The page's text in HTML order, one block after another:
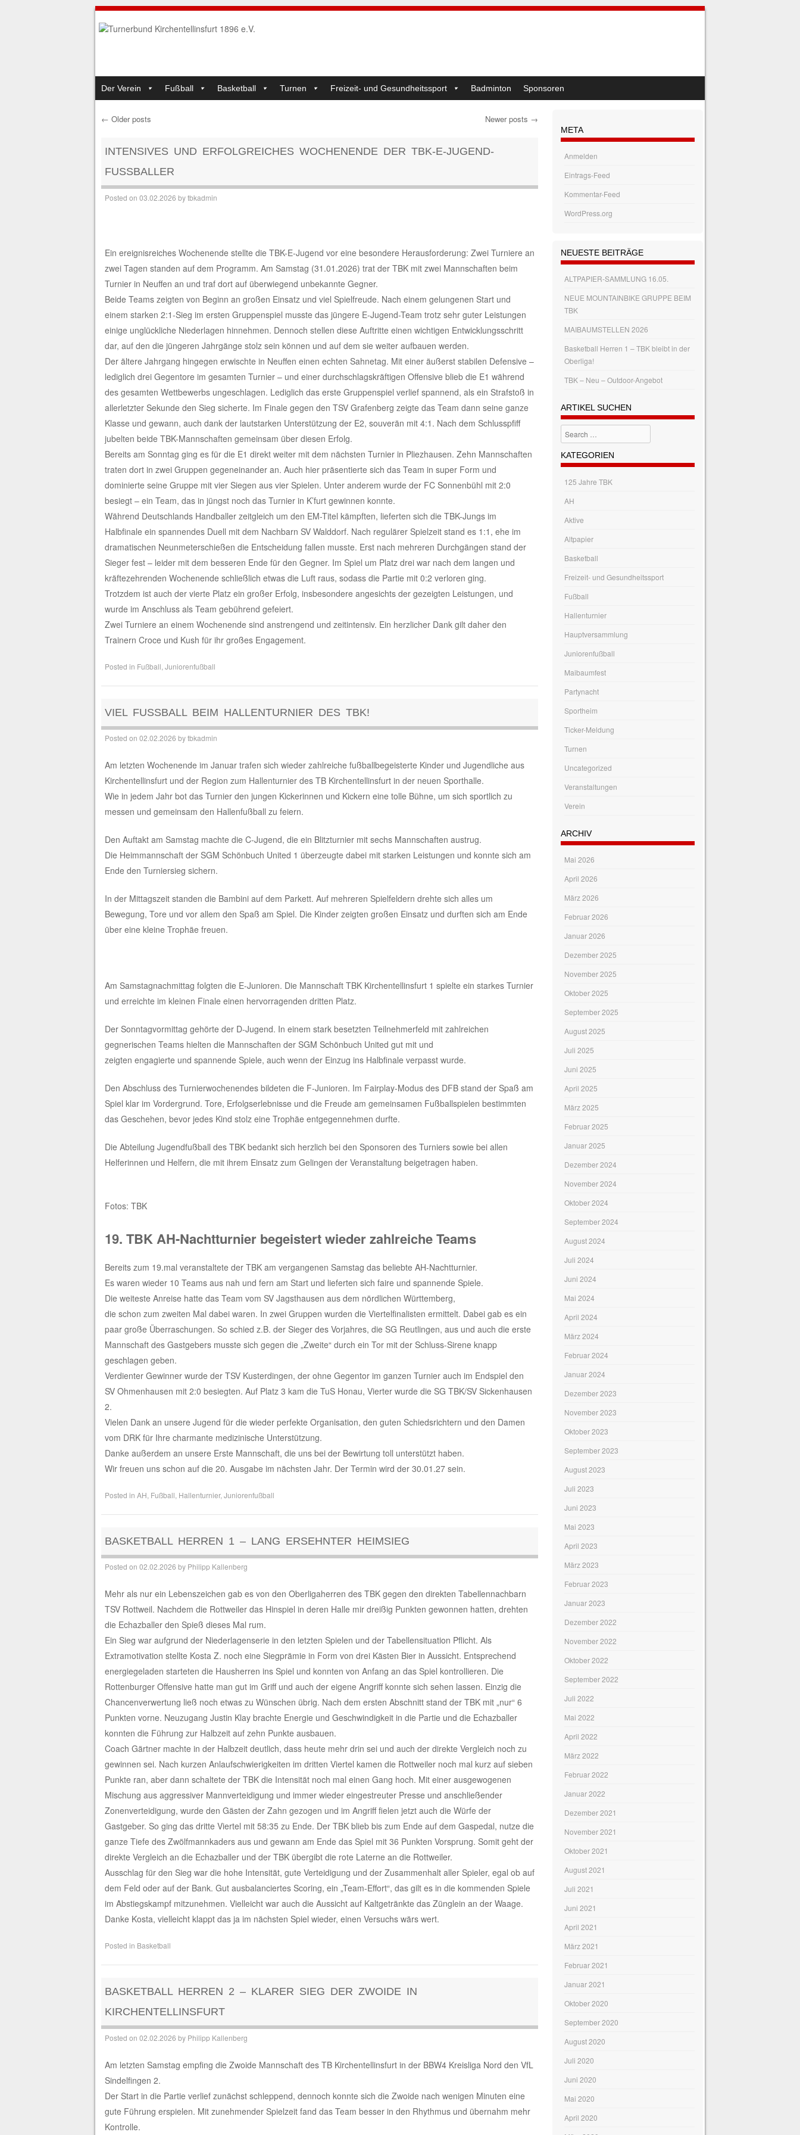
MENU
SKIP TO CONTENT
Der Verein Fußball Basketball Turnen Freizeit- und Gesundheitssport Badminton Sponsoren
Post navigation
← Older posts Newer posts →
INTENSIVES UND ERFOLGREICHES WOCHENENDE DER TBK-E-JUGEND-
FUSSBALLER
Posted on 03.02.2026 bytbkadmin
Ein ereignisreiches Wochenende stellte die TBK-E-Jugend vor eine besondere Herausforderung: Zwei Turniere an
zwei Tagen standen auf dem Programm. Am Samstag (31.01.2026) trat der TBK mit zwei Mannschaften beim
Turnier in Neuffen an und traf dort auf überwiegend unbekannte Gegner.
Beide Teams zeigten von Beginn an großen Einsatz und viel Spielfreude. Nach einem gelungenen Start und
einem starken 2:1-Sieg im ersten Gruppenspiel musste das jüngere E-Jugend-Team trotz sehr guter Leistungen
einige unglückliche Niederlagen hinnehmen. Dennoch stellen diese Auftritte einen wichtigen Entwicklungsschritt
dar, auf den die jüngeren Jahrgänge stolz sein können und auf dem sie weiter aufbauen werden.
Der ältere Jahrgang hingegen erwischte in Neuffen einen echten Sahnetag. Mit einer äußerst stabilen Defensive –
lediglich drei Gegentore im gesamten Turnier – und einer durchschlagskräftigen Offensive blieb die E1 während
des gesamten Wettbewerbs ungeschlagen. Lediglich das erste Gruppenspiel verlief spannend, als ein Strafstoß in
allerletzter Sekunde den Sieg sicherte. Im Finale gegen den TSV Grafenberg zeigte das Team dann seine ganze
Klasse und gewann, auch dank der lautstarken Unterstützung der E2, souverän mit 4:1. Nach dem Schlusspfiff
jubelten beide TBK-Mannschaften gemeinsam über diesen Erfolg.
Bereits am Sonntag ging es für die E1 direkt weiter mit dem nächsten Turnier in Pliezhausen. Zehn Mannschaften
traten dort in zwei Gruppen gegeneinander an. Auch hier präsentierte sich das Team in super Form und
dominierte seine Gruppe mit vier Siegen aus vier Spielen. Unter anderem wurde der FC Sonnenbühl mit 2:0
besiegt – ein Team, das in jüngst noch das Turnier in K’furt gewinnen konnte.
Während Deutschlands Handballer zeitgleich um den EM-Titel kämpften, lieferten sich die TBK-Jungs im
Halbfinale ein spannendes Duell mit dem Nachbarn SV Walddorf. Nach regulärer Spielzeit stand es 1:1, ehe im
dramatischen Neunmeterschießen die Entscheidung fallen musste. Erst nach mehreren Durchgängen stand der
Sieger fest – leider mit dem besseren Ende für den Gegner. Im Spiel um Platz drei war nach dem langen und
kräftezehrenden Wochenende schließlich etwas die Luft raus, sodass die Partie mit 0:2 verloren ging.
Trotzdem ist auch der vierte Platz ein großer Erfolg, insbesondere angesichts der gezeigten Leistungen, und
wurde im Anschluss als Team gebührend gefeiert.
Zwei Turniere an einem Wochenende sind anstrengend und zeitintensiv. Ein herzlicher Dank gilt daher den
Trainern Croce und Kush für ihr großes Engagement.
Posted in Fußball Juniorenfußball
VIEL FUSSBALL BEIM HALLENTURNIER DES TBK!
Posted on 02.02.2026 bytbkadmin
Am letzten Wochenende im Januar trafen sich wieder zahlreiche fußballbegeisterte Kinder und Jugendliche aus
Kirchentellinsfurt und der Region zum Hallenturnier des TB Kirchentellinsfurt in der neuen Sporthalle.
Wie in jedem Jahr bot das Turnier den jungen Kickerinnen und Kickern eine tolle Bühne, um sich sportlich zu
messen und gemeinsam den Hallenfußball zu feiern.
Den Auftakt am Samstag machte die C-Jugend, die ein Blitzturnier mit sechs Mannschaften austrug.
Die Heimmannschaft der SGM Schönbuch United 1 überzeugte dabei mit starken Leistungen und konnte sich am
Ende den Turniersieg sichern.
In der Mittagszeit standen die Bambini auf dem Parkett. Auf mehreren Spielfeldern drehte sich alles um
Bewegung, Tore und vor allem den Spaß am Spiel. Die Kinder zeigten großen Einsatz und durften sich am Ende
über eine kleine Trophäe freuen.
Am Samstagnachmittag folgten die E-Junioren. Die Mannschaft TBK Kirchentellinsfurt 1 spielte ein starkes Turnier
und erreichte im kleinen Finale einen hervorragenden dritten Platz.
Der Sonntagvormittag gehörte der D-Jugend. In einem stark besetzten Teilnehmerfeld mit zahlreichen
gegnerischen Teams hielten die Mannschaften der SGM Schönbuch United gut mit und
zeigten engagierte und spannende Spiele, auch wenn der Einzug ins Halbfinale verpasst wurde.
Den Abschluss des Turnierwochenendes bildeten die F-Junioren. Im Fairplay-Modus des DFB stand der Spaß am
Spiel klar im Vordergrund. Tore, Erfolgserlebnisse und die Freude am gemeinsamen Fußballspielen bestimmten
das Geschehen, bevor jedes Kind stolz eine Trophäe entgegennehmen durfte.
Die Abteilung Jugendfußball des TBK bedankt sich herzlich bei den Sponsoren des Turniers sowie bei allen
Helferinnen und Helfern, die mit ihrem Einsatz zum Gelingen der Veranstaltung beigetragen haben.
Fotos: TBK
19. TBK AH-Nachtturnier begeistert wieder zahlreiche Teams
Bereits zum 19.mal veranstaltete der TBK am vergangenen Samstag das beliebte AH-Nachtturnier.
Es waren wieder 10 Teams aus nah und fern am Start und lieferten sich faire und spannende Spiele.
Die weiteste Anreise hatte das Team vom SV Jagsthausen aus dem nördlichen Württemberg,
die schon zum zweiten Mal dabei waren. In zwei Gruppen wurden die Viertelfinalisten ermittelt. Dabei gab es ein
paar große Überraschungen. So schied z.B. der Sieger des Vorjahres, die SG Reutlingen, aus und auch die erste
Mannschaft des Gastgebers musste sich gegen die „Zweite“ durch ein Tor mit der Schluss-Sirene knapp
geschlagen geben.
Verdienter Gewinner wurde der TSV Kusterdingen, der ohne Gegentor im ganzen Turnier auch im Endspiel den
SV Ohmenhausen mit 2:0 besiegten. Auf Platz 3 kam die TuS Honau, Vierter wurde die SG TBK/SV Sickenhausen
2.
Vielen Dank an unsere Jugend für die wieder perfekte Organisation, den guten Schiedsrichtern und den Damen
vom DRK für Ihre charmante medizinische Unterstützung.
Danke außerdem an unsere Erste Mannschaft, die uns bei der Bewirtung toll unterstützt haben.
Wir freuen uns schon auf die 20. Ausgabe im nächsten Jahr. Der Termin wird der 30.01.27 sein.
Posted in AH Fußball Hallenturnier, Juniorenfußball
BASKETBALL HERREN 1 – LANG ERSEHNTER HEIMSIEG
Posted on 02.02.2026 by Philipp Kallenberg
Mehr als nur ein Lebenszeichen gab es von den Oberligaherren des TBK gegen den direkten Tabellennachbarn
TSV Rottweil. Nachdem die Rottweiler das Hinspiel in deren Halle mir dreißig Punkten gewonnen hatten, drehten
die Echazballer den Spieß dieses Mal rum.
Ein Sieg war aufgrund der Niederlagenserie in den letzten Spielen und der Tabellensituation Pflicht. Als
Extramotivation stellte Kosta Z. noch eine Siegprämie in Form von drei Kästen Bier in Aussicht. Entsprechend
energiegeladen starteten die Hausherren ins Spiel und konnten von Anfang an das Spiel kontrollieren. Die
Rottenburger Offensive hatte man gut im Griff und auch der eigene Angriff konnte sich sehen lassen. Einzig die
Chancenverwertung ließ noch etwas zu Wünschen übrig. Nach dem ersten Abschnitt stand der TBK mit „nur“ 6
Punkten vorne. Neuzugang Justin Klay brachte Energie und Geschwindigkeit in die Partie und die Echazballer
konnten die Führung zur Halbzeit auf zehn Punkte ausbauen.
Coach Gärtner machte in der Halbzeit deutlich, dass heute mehr drin sei und auch der direkte Vergleich noch zu
gewinnen sei. Nach kurzen Anlaufschwierigkeiten im dritten Viertel kamen die Rottweiler noch mal kurz auf sieben
Punkte ran, aber dann schaltete der TBK die Intensität noch mal einen Gang hoch. Mit einer ausgewogenen
Mischung aus aggressiver Mannverteidigung und immer wieder eingestreuter Presse und anschließender
Zonenverteidigung, wurde den Gästen der Zahn gezogen und im Angriff fielen jetzt auch die Würfe der
Gastgeber. So ging das dritte Viertel mit 58:35 zu Ende. Der TBK blieb bis zum Ende auf dem Gaspedal, nutze die
ganze Tiefe des Zwölfmannkaders aus und gewann am Ende das Spiel mit 36 Punkten Vorsprung. Somit geht der
direkte Vergleich an die Echazballer und der TBK übergibt die rote Laterne an die Rottweiler.
Ausschlag für den Sieg war die hohe Intensität, gute Verteidigung und der Zusammenhalt aller Spieler, egal ob auf
dem Feld oder auf der Bank. Gut ausbalanciertes Scoring, ein „Team-Effort“, das gilt es in die kommenden Spiele
im Abstiegskampf mitzunehmen. Vielleicht war auch die Aussicht auf Kaltgetränkte das Zünglein an der Waage.
Danke Kosta, vielleicht klappt das ja im nächsten Spiel wieder, einen Versuchs wärs wert.
Posted in Basketball
BASKETBALL HERREN 2 – KLARER SIEG DER ZWOIDE IN
KIRCHENTELLINSFURT
Posted on 02.02.2026 by Philipp Kallenberg
Am letzten Samstag empfing die Zwoide Mannschaft des TB Kirchentellinsfurt in der BBW4 Kreisliga Nord den VfL
Sindelfingen 2.
Der Start in die Partie verlief zunächst schleppend, dennoch konnte sich die Zwoide nach wenigen Minuten eine
gute Führung erspielen. Mit zunehmender Spielzeit fand das Team besser in den Rhythmus und übernahm mehr
Kontrolle.
META
Anmelden
Eintrags-Feed
Kommentar-Feed
WordPress.org
NEUESTE BEITRÄGE
ALTPAPIER-SAMMLUNG 16.05.
NEUE MOUNTAINBIKE GRUPPE BEIM
TBK
MAIBAUMSTELLEN 2026
Basketball Herren 1 – TBK bleibt in der
Oberliga!
TBK – Neu – Outdoor-Angebot
ARTIKEL SUCHEN
Search
KATEGORIEN
125 Jahre TBK
AH
Aktive
Altpapier
Basketball
Freizeit- und Gesundheitssport
Fußball
Hallenturnier
Hauptversammlung
Juniorenfußball
Maibaumfest
Partynacht
Sportheim
Ticker-Meldung
Turnen
Uncategorized
Veranstaltungen
Verein
ARCHIV
Mai 2026
April 2026
März 2026
Februar 2026
Januar 2026
Dezember 2025
November 2025
Oktober 2025
September 2025
August 2025
Juli 2025
Juni 2025
April 2025
März 2025
Februar 2025
Januar 2025
Dezember 2024
November 2024
Oktober 2024
September 2024
August 2024
Juli 2024
Juni 2024
Mai 2024
April 2024
März 2024
Februar 2024
Januar 2024
Dezember 2023
November 2023
Oktober 2023
September 2023
August 2023
Juli 2023
Juni 2023
Mai 2023
April 2023
März 2023
Februar 2023
Januar 2023
Dezember 2022
November 2022
Oktober 2022
September 2022
Juli 2022
Mai 2022
April 2022
März 2022
Februar 2022
Januar 2022
Dezember 2021
November 2021
Oktober 2021
August 2021
Juli 2021
Juni 2021
April 2021
März 2021
Februar 2021
Januar 2021
Oktober 2020
September 2020
August 2020
Juli 2020
Juni 2020
Mai 2020
April 2020